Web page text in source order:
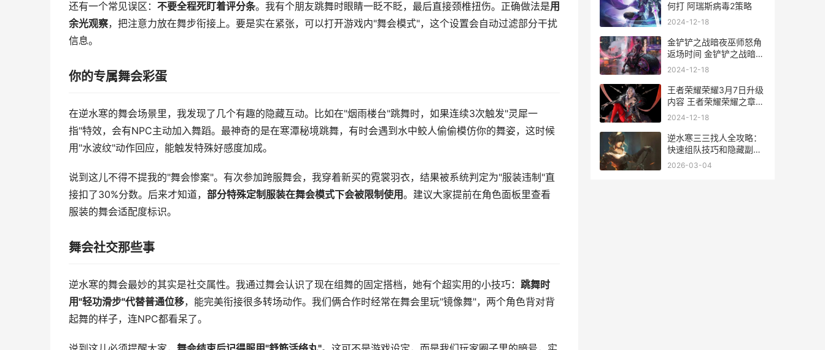
还有一个常见误区： 不要全程死盯着评分条。我有个朋友跳舞时眼睛一眨不眨，最后直接颈椎扭伤。正确做法是用
余光观察，把注意力放在舞步衔接上。要是实在紧张，可以打开游戏内"舞会模式"，这个设置会自动过滤部分干扰
信息。
你的专属舞会彩蛋
在逆水寒的舞会场景里，我发现了几个有趣的隐藏互动。比如在"烟雨楼台"跳舞时，如果连续3次触发"灵犀一
指"特效，会有NPC主动加入舞蹈。最神奇的是在寒潭秘境跳舞，有时会遇到水中鲛人偷偷模仿你的舞姿，这时候
用"水波纹"动作回应，能触发特殊好感度加成。
说到这儿不得不提我的"舞会惨案"。有次参加跨服舞会，我穿着新买的霓裳羽衣，结果被系统判定为"服装违制"直
接扣了30%分数。后来才知道， 部分特殊定制服装在舞会模式下会被限制使用。建议大家提前在角色面板里查看
服装的舞会适配度标识。
舞会社交那些事
逆水寒的舞会最妙的其实是社交属性。我通过舞会认识了现在组舞的固定搭档，她有个超实用的小技巧： 跳舞时
用"轻功滑步"代替普通位移，能完美衔接很多转场动作。我们俩合作时经常在舞会里玩"镜像舞"，两个角色背对背
起舞的样子，连NPC都看呆了。
何打 阿瑞斯病毒2策略
2024-12-18
金铲铲之战暗夜巫师怒角
返场时间 金铲铲之战暗夜
使者
2024-12-18
王者荣耀荣耀3月7日升级
内容 王者荣耀荣耀之章在
线观看
2024-12-18
逆水寒三三找人全攻略：
快速组队技巧和隐藏副本
揭秘
2026-03-04